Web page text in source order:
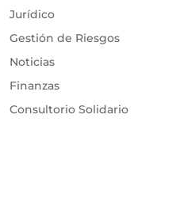
Jurídico
Gestión de Riesgos
Noticias
Finanzas
Consultorio Solidario